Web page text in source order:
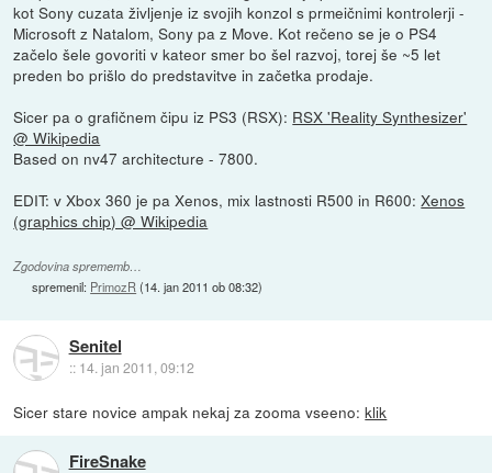
kot Sony cuzata življenje iz svojih konzol s prmeičnimi kontrolerji -
Microsoft z Natalom, Sony pa z Move. Kot rečeno se je o PS4
začelo šele govoriti v kateor smer bo šel razvoj, torej še ~5 let
preden bo prišlo do predstavitve in začetka prodaje.
Sicer pa o grafičnem čipu iz PS3 (RSX): RSX 'Reality Synthesizer'
@ Wikipedia
Based on nv47 architecture - 7800.
EDIT: v Xbox 360 je pa Xenos, mix lastnosti R500 in R600:Xenos
(graphics chip) @ Wikipedia
Zgodovina sprememb…
spremenil: PrimozR (14. jan 2011 ob 08:32)
Senitel
:: 14. jan 2011, 09:12
Sicer stare novice ampak nekaj za zooma vseeno:klik
FireSnake